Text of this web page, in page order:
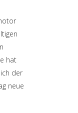
hat
der
neue